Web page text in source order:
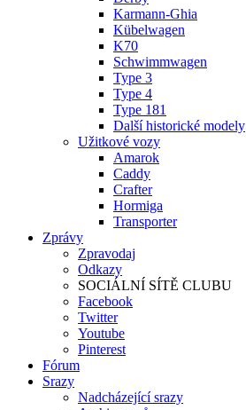
Karmann-Ghia
Kübelwagen
K70
Schwimmwagen
Type 3
Type 4
Type 181
Další historické modely
Užitkové vozy
Amarok
Caddy
Crafter
Hormiga
Transporter
Zprávy
Zpravodaj
Odkazy
SOCIÁLNÍ SÍTĚ CLUBU
Facebook
Twitter
Youtube
Pinterest
Fórum
Srazy
Nadcházející srazy